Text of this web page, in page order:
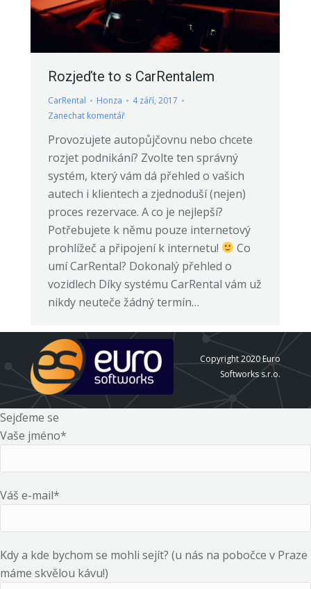
Rozjeďte to s CarRentalem
CarRental Honza
4 září, 2017
Zanechat komentář
Provozujete autopůjčovnu nebo chcete
rozjet podnikání? Zvolte ten správný
systém, který vám dá přehled o vašich
autech i klientech a zjednoduší (nejen)
proces rezervace. A co je nejlepší?
Potřebujete k němu pouze internetový
prohlížeč a připojení k internetu!
Co
umí CarRental? Dokonalý přehled o
vozidlech Díky systému CarRental vám už
nikdy neuteče žádný termín…
Copyright 2020 Euro
Softworks s.r.o.
Sejďeme se
Vaše jméno*
Váš e-mail*
Kdy a kde bychom se mohli sejít? (u nás na pobočce v Praze
máme skvělou kávu!)